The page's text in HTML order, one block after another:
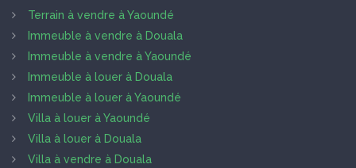
Terrain à vendre à Yaoundé
Immeuble à vendre à Douala
Immeuble à vendre à Yaoundé
Immeuble à louer à Douala
Immeuble à louer à Yaoundé
Villa à louer à Yaoundé
Villa à louer à Douala
Villa à vendre à Douala